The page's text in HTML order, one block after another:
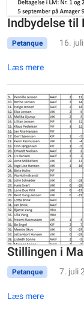
Indbydelse til
Petanque 16.
Læs mere
Stillingen i
Petanque 7. juli
Læs mere